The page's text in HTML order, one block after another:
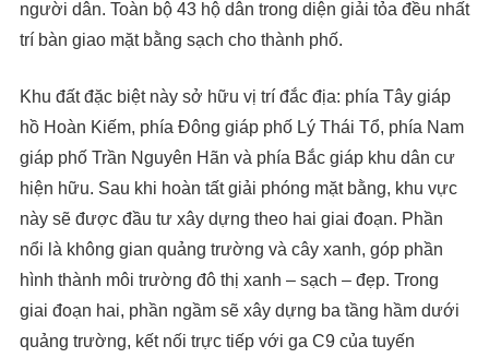
người dân. Toàn bộ 43 hộ dân trong diện giải tỏa đều nhất
trí bàn giao mặt bằng sạch cho thành phố.
Khu đất đặc biệt này sở hữu vị trí đắc địa: phía Tây giáp
hồ Hoàn Kiếm, phía Đông giáp phố Lý Thái Tổ, phía Nam
giáp phố Trần Nguyên Hãn và phía Bắc giáp khu dân cư
hiện hữu. Sau khi hoàn tất giải phóng mặt bằng, khu vực
này sẽ được đầu tư xây dựng theo hai giai đoạn. Phần
nổi là không gian quảng trường và cây xanh, góp phần
hình thành môi trường đô thị xanh – sạch – đẹp. Trong
giai đoạn hai, phần ngầm sẽ xây dựng ba tầng hầm dưới
quảng trường, kết nối trực tiếp với ga C9 của tuyến